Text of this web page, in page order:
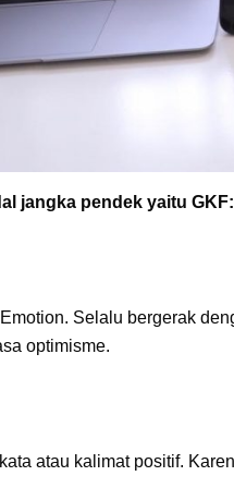
jangka pendek yaitu GKF:
Selalu bergerak
optimisme.
atau kalimat positif.